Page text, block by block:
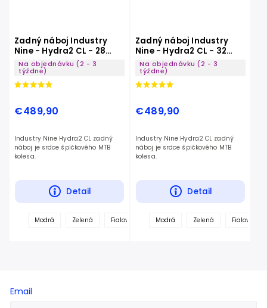
Zadný náboj Industry
Nine - Hydra2 CL - 28
Dier
Na objednávku (2 - 3
týždne)
€489,90
Detail
Industry Nine Hydra2 CL zadný
náboj je srdce špičkového MTB
kolesa.
Modrá Zelená Fialová Červená Tyrkysová Čierna
Zadný náboj Industry
Nine - Hydra2 CL - 32
Dier
Na objednávku (2 - 3
týždne)
€489,90
Detail
Industry Nine Hydra2 CL zadný
náboj je srdce špičkového MTB
kolesa.
Modrá Zelená Fialová
Email